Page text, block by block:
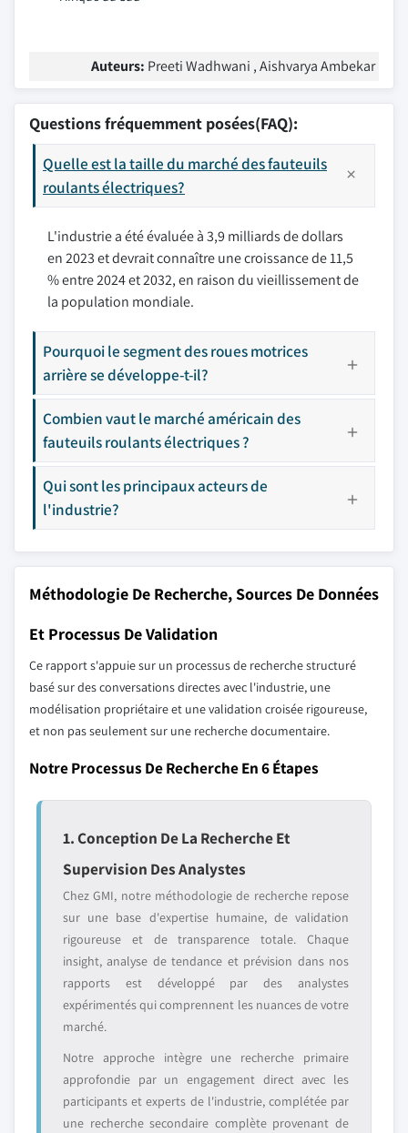
Auteurs: Preeti Wadhwani , Aishvarya Ambekar
Questions fréquemment posées(FAQ):
Quelle est la taille du marché des fauteuils
roulants électriques?
L'industrie a été évaluée à 3,9 milliards de dollars
en 2023 et devrait connaître une croissance de 11,5
% entre 2024 et 2032, en raison du vieillissement de
la population mondiale.
Pourquoi le segment des roues motrices
arrière se développe-t-il?
Combien vaut le marché américain des
fauteuils roulants électriques ?
Qui sont les principaux acteurs de
l'industrie?
Méthodologie De Recherche, Sources De Données
Et Processus De Validation
Ce rapport s'appuie sur un processus de recherche structuré
basé sur des conversations directes avec l'industrie, une
modélisation propriétaire et une validation croisée rigoureuse,
et non pas seulement sur une recherche documentaire.
Notre Processus De Recherche En 6 Étapes
1. Conception De La Recherche Et
Supervision Des Analystes
Chez GMI, notre méthodologie de recherche repose
sur une base d'expertise humaine, de validation
rigoureuse et de transparence totale. Chaque
insight, analyse de tendance et prévision dans nos
rapports est développé par des analystes
expérimentés qui comprennent les nuances de votre
marché.
Notre approche intègre une recherche primaire
approfondie par un engagement direct avec les
participants et experts de l'industrie, complétée par
une recherche secondaire complète provenant de